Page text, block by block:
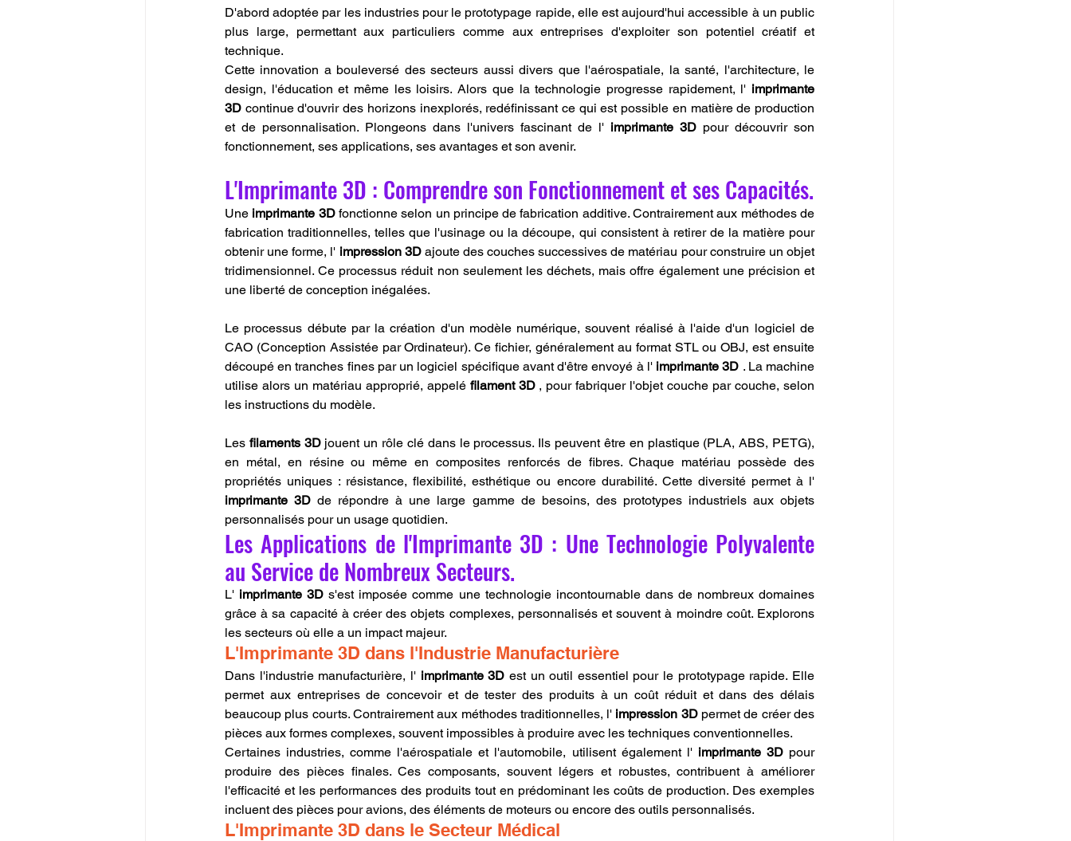
D'abord adoptée par les industries pour le prototypage rapide, elle est aujourd'hui accessible à un public
plus large, permettant aux particuliers comme aux entreprises d'exploiter son potentiel créatif et
technique.
Cette innovation a bouleversé des secteurs aussi divers que l'aérospatiale, la santé, l'architecture, le
design, l'éducation et même les loisirs. Alors que la technologie progresse rapidement, l' imprimante
3D continue d'ouvrir des horizons inexplorés, redéfinissant ce qui est possible en matière de production
et de personnalisation. Plongeons dans l'univers fascinant de l' imprimante 3D pour découvrir son
fonctionnement, ses applications, ses avantages et son avenir.
L'Imprimante 3D : Comprendre son Fonctionnement et ses Capacités.
Une imprimante 3D fonctionne selon un principe de fabrication additive. Contrairement aux méthodes de
fabrication traditionnelles, telles que l'usinage ou la découpe, qui consistent à retirer de la matière pour
obtenir une forme, l' impression 3D ajoute des couches successives de matériau pour construire un objet
tridimensionnel. Ce processus réduit non seulement les déchets, mais offre également une précision et
une liberté de conception inégalées.
Le processus débute par la création d'un modèle numérique, souvent réalisé à l'aide d'un logiciel de
CAO (Conception Assistée par Ordinateur). Ce fichier, généralement au format STL ou OBJ, est ensuite
découpé en tranches fines par un logiciel spécifique avant d'être envoyé à l' imprimante 3D . La machine
utilise alors un matériau approprié, appelé filament 3D , pour fabriquer l'objet couche par couche, selon
les instructions du modèle.
Les filaments 3D jouent un rôle clé dans le processus. Ils peuvent être en plastique (PLA, ABS, PETG),
en métal, en résine ou même en composites renforcés de fibres. Chaque matériau possède des
imprimante 3D de répondre à une large gamme de besoins, des prototypes industriels aux objets
personnalisés pour un usage quotidien.
Les Applications de l'Imprimante 3D : Une Technologie Polyvalente
au Service de Nombreux Secteurs.
L' imprimante 3D s'est imposée comme une technologie incontournable dans de nombreux domaines
grâce à sa capacité à créer des objets complexes, personnalisés et souvent à moindre coût. Explorons
les secteurs où elle a un impact majeur.
L'Imprimante 3D dans l'Industrie Manufacturière
Dans l'industrie manufacturière, l' imprimante 3D est un outil essentiel pour le prototypage rapide. Elle
permet aux entreprises de concevoir et de tester des produits à un coût réduit et dans des délais
beaucoup plus courts. Contrairement aux méthodes traditionnelles, l' impression 3D permet de créer des
pièces aux formes complexes, souvent impossibles à produire avec les techniques conventionnelles.
Certaines industries, comme l'aérospatiale et l'automobile, utilisent également l' imprimante 3D pour
produire des pièces finales. Ces composants, souvent légers et robustes, contribuent à améliorer
l'efficacité et les performances des produits tout en prédominant les coûts de production. Des exemples
incluent des pièces pour avions, des éléments de moteurs ou encore des outils personnalisés.
L'Imprimante 3D dans le Secteur Médical